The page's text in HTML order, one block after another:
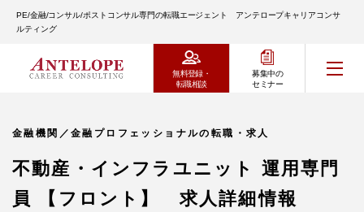
PE/金融/コンサル/ポストコンサル専門の転職エージェント アンテロープキャリアコンサ
ルティング
無料登録・
転職相談
募集中の
セミナー
金融機関／金融プロフェッショナルの転職・求人
不動産・インフラユニット 運用専門
員 【フロント】 求人詳細情報